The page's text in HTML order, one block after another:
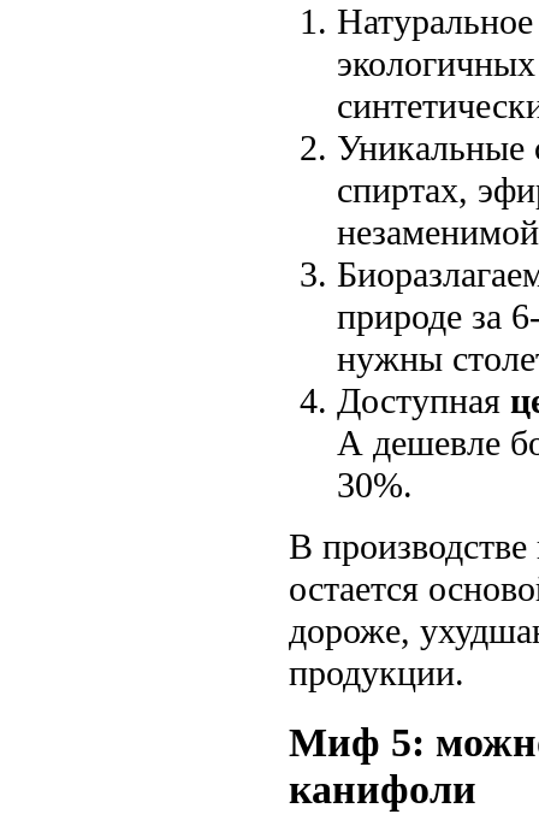
Уникальные
спиртах,
природе за
нужны
Доступная
А дешевле
30%.
В
остается
дороже,
продукции.
Миф 5:
канифоли